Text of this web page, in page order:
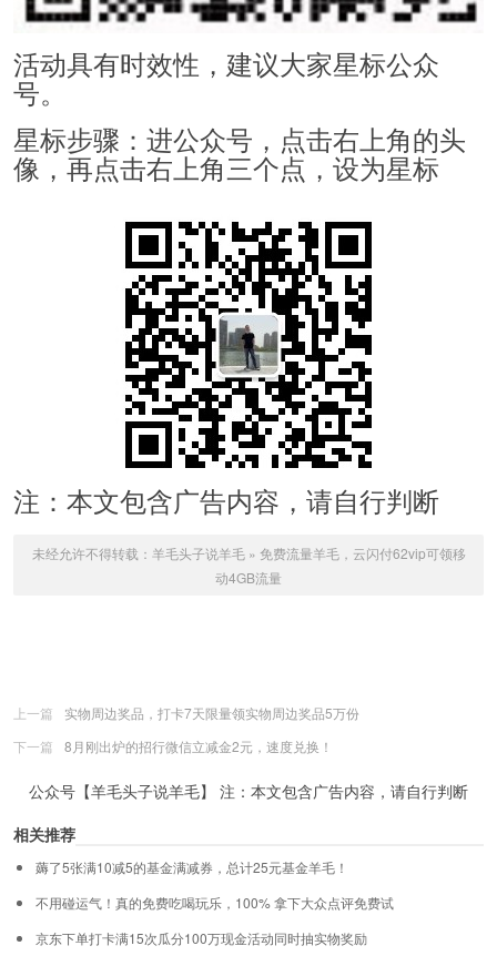
活动具有时效性，建议大家星标公众
号。
星标步骤：进公众号，点击右上角的头
像，再点击右上角三个点，设为星标
注：本文包含广告内容，请自行判断
未经允许不得转载： 羊毛头子说羊毛» 免费流量羊毛，云闪付62vip可领移
动4GB流量
上一篇
实物周边奖品，打卡7天限量领实物周边奖品5万份
下一篇
8月刚出炉的招行微信立减金2元，速度兑换！
公众号【羊毛头子说羊毛】 注：本文包含广告内容，请自行判断
相关推荐
薅了5张满10减5的基金满减券，总计25元基金羊毛！
不用碰运气！真的免费吃喝玩乐，100% 拿下大众点评免费试
京东下单打卡满15次瓜分100万现金活动同时抽实物奖励